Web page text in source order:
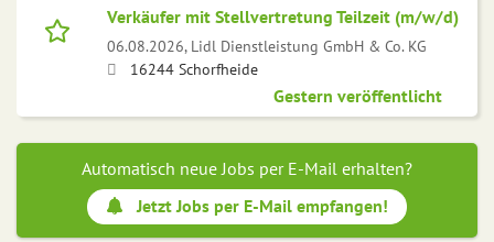
Verkäufer mit Stellvertretung Teilzeit (m/w/d)
06.08.2026, Lidl Dienstleistung GmbH & Co. KG
16244 Schorfheide
Gestern veröffentlicht
Automatisch neue Jobs per E-Mail erhalten?
Jetzt Jobs per E-Mail empfangen!